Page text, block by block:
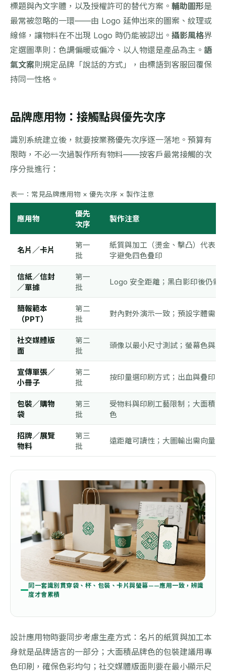
標題與內文字體，以及授權許可的替代方案。 輔助圖形是
最常被忽略的一環——由 Logo 延伸出來的圖案、紋理或
線條，讓物料在不出現 Logo 時仍能被認出。 攝影風格界
定選圖準則：色調偏暖或偏冷、以人物還是產品為主。 語
氣文案則規定品牌「說話的方式」，由標語到客服回覆保
持同一性格。
品牌應用物：接觸點與優先次序
識別系統建立後，就要按業務優先次序逐一落地。預算有
限時，不必一次過製作所有物料——按客戶最常接觸的次
序分批進行：
表一：常見品牌應用物 × 優先次序 × 製作注意
應用物
優先
次序
製作注意
名片／卡片
第一
批
紙質與加工（燙金、擊凸）代表品
字避免四色疊印
信紙／信封
／單據
第一
批
Logo 安全距離；黑白影印後仍需
簡報範本
（PPT）
第二
批
對內對外演示一致；預設字體需全
社交媒體版
面
第二
批
頭像以最小尺寸測試；螢幕色與印
宣傳單張／
小冊子
第二
批
按印量選印刷方式；出血與疊印設
包裝／購物
袋
第三
批
受物料與印刷工藝限制；大面積品
色
招牌／展覽
物料
第三
批
遠距離可讀性；大圖輸出需向量檔
同一套識別貫穿袋、杯、包裝、卡片與螢幕——應用一致，辨識
度才會累積
設計應用物時要同步考慮生產方式： 名片 的紙質與加工本
身就是品牌語言的一部分；大面積品牌色的包裝建議用專
色印刷，確保色彩均勻；社交媒體版面則要在最小顯示尺